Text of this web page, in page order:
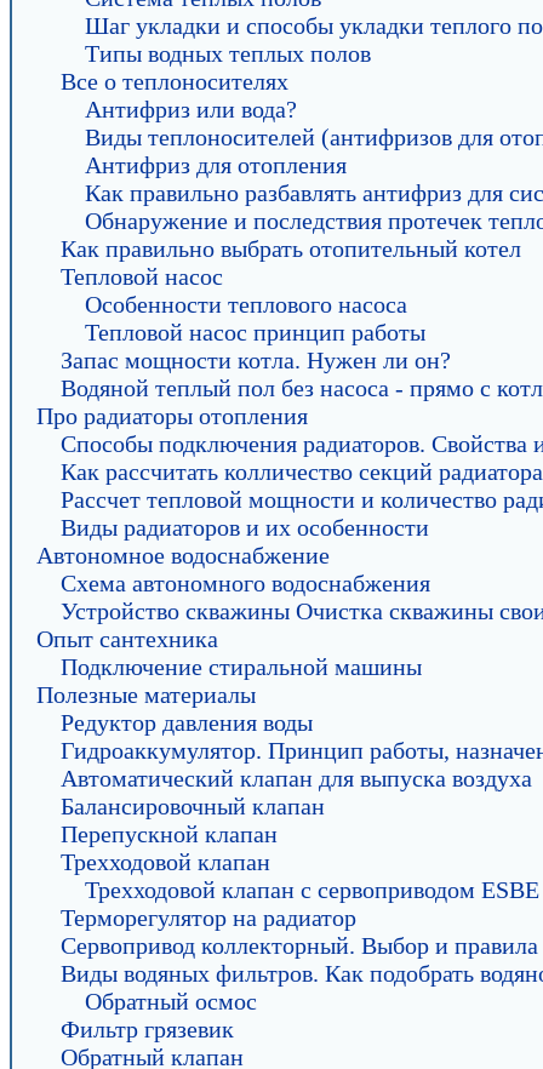
Шаг укладки и способы укладки теплого
Типы водных теплых полов
Все о теплоносителях
Антифриз или вода?
Виды теплоносителей (антифризов для
Антифриз для отопления
Как правильно разбавлять антифриз для
Обнаружение и последствия протечек
Как правильно выбрать отопительный котел
Тепловой насос
Особенности теплового насоса
Тепловой насос принцип работы
Запас мощности котла. Нужен ли он?
Водяной теплый пол без насоса - прямо с
Про радиаторы отопления
Способы подключения радиаторов. Свойства
Как рассчитать колличество секций
Рассчет тепловой мощности и количество
Виды радиаторов и их особенности
Автономное водоснабжение
Схема автономного водоснабжения
Устройство скважины Очистка скважины
Опыт сантехника
Подключение стиральной машины
Полезные материалы
Редуктор давления воды
Гидроаккумулятор. Принцип работы,
Автоматический клапан для выпуска воздуха
Балансировочный клапан
Перепускной клапан
Трехходовой клапан
Трехходовой клапан с сервоприводом ESBE
Терморегулятор на радиатор
Сервопривод коллекторный. Выбор и
Виды водяных фильтров. Как подобрать
Обратный осмос
Фильтр грязевик
Обратный клапан